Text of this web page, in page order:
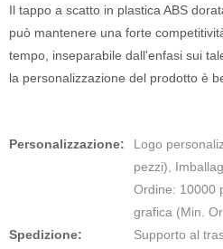
Il tappo a scatto in plastica ABS
può mantenere una forte
tempo, inseparabile dall'enfasi sui
la personalizzazione del prodotto è
Personalizzazione:
Logo
pezzi),
Ordine: 10000
grafica (Min.
Spedizione:
Supporto al